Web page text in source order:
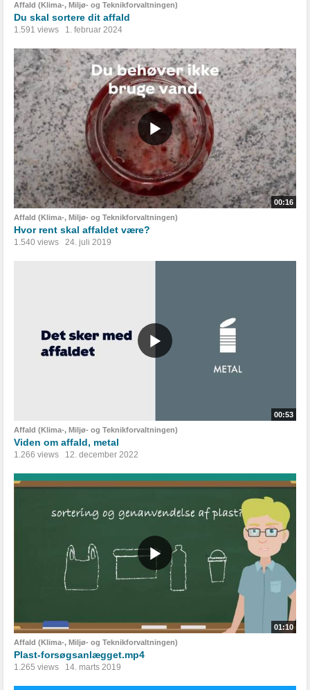
Affald (Klima-, Miljø- og Teknikforvaltningen)
Du skal sortere dit affald
1.591 views 1. februar 2024
00:16
Affald (Klima-, Miljø- og Teknikforvaltningen)
Hvor rent skal affaldet være?
1.540 views 24. juli 2019
00:53
Affald (Klima-, Miljø- og Teknikforvaltningen)
Viden om affald, metal
1.266 views 12. december 2022
01:10
Affald (Klima-, Miljø- og Teknikforvaltningen)
Plast-forsøgsanlægget.mp4
1.265 views 14. marts 2019